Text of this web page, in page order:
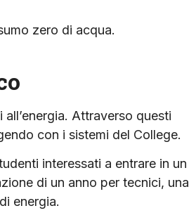
zero di acqua.
Attraverso questi
con i sistemi del College.
interessati a entrare in un
di un anno per tecnici, una
energia.